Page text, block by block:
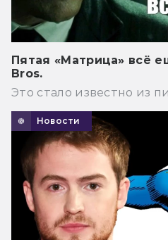
Пятая «Матрица» всё
Bros.
Это стало известно из
Новости